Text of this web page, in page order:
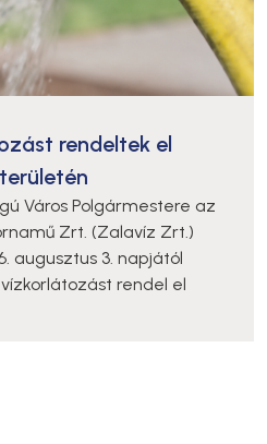
rendeltek el
Város Polgármestere az
Zrt. (Zalavíz Zrt.)
augusztus 3. napjától
rendel el